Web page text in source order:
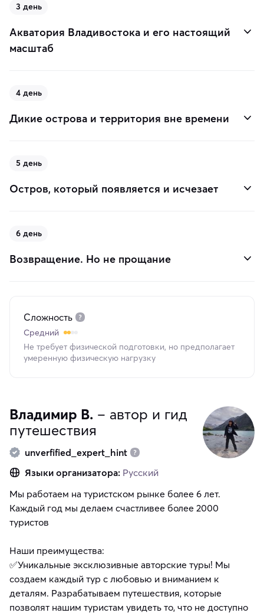
3 день
Акватория Владивостока и его настоящий
масштаб
4 день
Дикие острова и территория вне времени
5 день
Остров, который появляется и исчезает
6 день
Возвращение. Но не прощание
Сложность
Средний
Не требует физической подготовки, но предполагает
умеренную физическую нагрузку
Владимир В. – автор и гид
путешествия
unverfified_expert_hint
Языки организатора: Русский
Мы работаем на туристском рынке более 6 лет.
Каждый год мы делаем счастливее более 2000
туристов
Наши преимущества:
✅Уникальные эксклюзивные авторские туры! Мы
создаем каждый тур с любовью и вниманием к
деталям. Разрабатываем путешествия, которые
позволят нашим туристам увидеть то, что не доступно